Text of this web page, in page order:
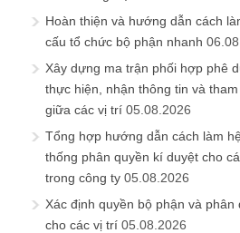
Hoàn thiện và hướng dẫn cách
cấu tổ chức bộ phận nhanh
Xây dựng ma trận phối hợp phê
thực hiện, nhận thông tin và
giữa các vị trí 05.08.2026
Tổng hợp hướng dẫn cách làm hệ
thống phân quyền kí duyệt cho
trong công ty 05.08.2026
Xác định quyền bộ phận và phân
cho các vị trí 05.08.2026